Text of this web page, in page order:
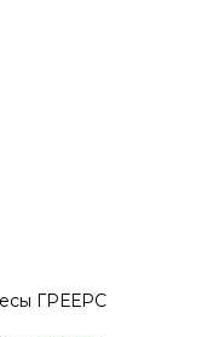
ГРЕЕРС